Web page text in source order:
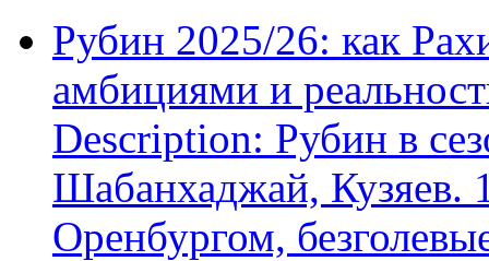
Рубин 2025/26: как
амбициями и
Description: Рубин в
Шабанхаджай, Кузяев.
Оренбургом,